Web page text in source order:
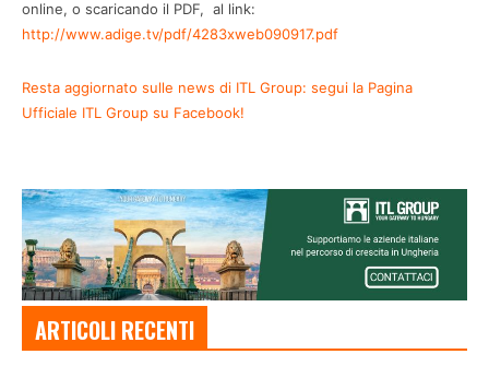
online, o scaricando il PDF, al link:
http://www.adige.tv/pdf/4283xweb090917.pdf
Resta aggiornato sulle news di ITL Group: segui la Pagina
Ufficiale ITL Group su Facebook!
ARTICOLI RECENTI